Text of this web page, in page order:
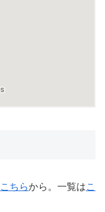
こちらから。一覧はこ